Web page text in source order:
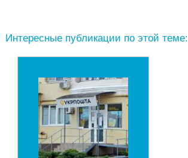
Интересные публикации по этой теме: